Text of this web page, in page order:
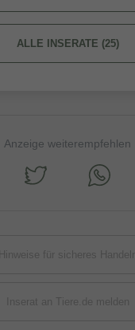
ALLE INSERATE (25)
Anzeige weiterempfehlen
Hinweise für sicheres Handeln
Inserat an Tiere.de melden